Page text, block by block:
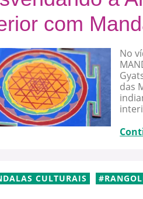
com
No
das
CULTURAIS